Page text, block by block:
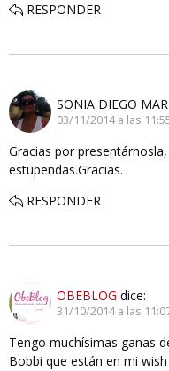
RESPONDER
SONIA DIEGO
03/11/2014 a las
Gracias por
estupendas.Gracias.
RESPONDER
OBEBLOG dice:
31/10/2014 a las
Tengo muchísimas ganas
Bobbi que están en mi